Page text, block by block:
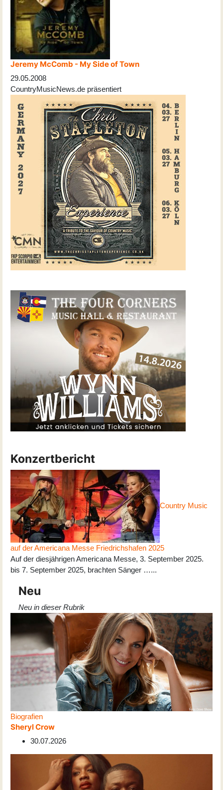
Jeremy McComb - My Side of Town
29.05.2008
CountryMusicNews.de präsentiert
Konzertbericht
Country Music
auf der Americana Messe Friedrichshafen 2025
Auf der diesjährigen Americana Messe, 3. September 2025.
bis 7. September 2025, brachten Sänger …...
Neu
Neu in dieser Rubrik
Biografien
Sheryl Crow
30.07.2026